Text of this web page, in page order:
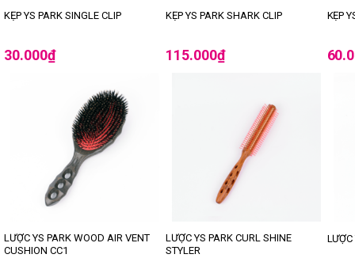
KẸP YS PARK SINGLE CLIP
30.000₫
KẸP YS PARK SHARK CLIP
115.000₫
KẸP
LƯỢC YS PARK WOOD AIR VENT
CUSHION CC1
LƯỢC YS PARK CURL SHINE
STYLER
LƯỢC